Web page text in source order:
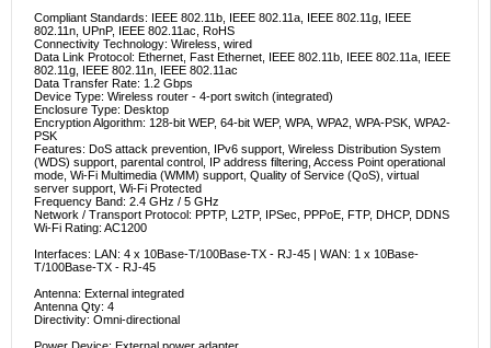
Compliant Standards: IEEE 802.11b, IEEE 802.11a, IEEE 802.11g, IEEE
802.11n, UPnP, IEEE 802.11ac, RoHS
Connectivity Technology: Wireless, wired
Data Link Protocol: Ethernet, Fast Ethernet, IEEE 802.11b, IEEE 802.11a, IEEE
802.11g, IEEE 802.11n, IEEE 802.11ac
Data Transfer Rate: 1.2 Gbps
Device Type: Wireless router - 4-port switch (integrated)
Enclosure Type: Desktop
Encryption Algorithm: 128-bit WEP, 64-bit WEP, WPA, WPA2, WPA-PSK, WPA2-
PSK
Features: DoS attack prevention, IPv6 support, Wireless Distribution System
(WDS) support, parental control, IP address filtering, Access Point operational
mode, Wi-Fi Multimedia (WMM) support, Quality of Service (QoS), virtual
server support, Wi-Fi Protected
Frequency Band: 2.4 GHz / 5 GHz
Network / Transport Protocol: PPTP, L2TP, IPSec, PPPoE, FTP, DHCP, DDNS
Wi-Fi Rating: AC1200
Interfaces: LAN: 4 x 10Base-T/100Base-TX - RJ-45 | WAN: 1 x 10Base-
T/100Base-TX - RJ-45
Antenna: External integrated
Antenna Qty: 4
Directivity: Omni-directional